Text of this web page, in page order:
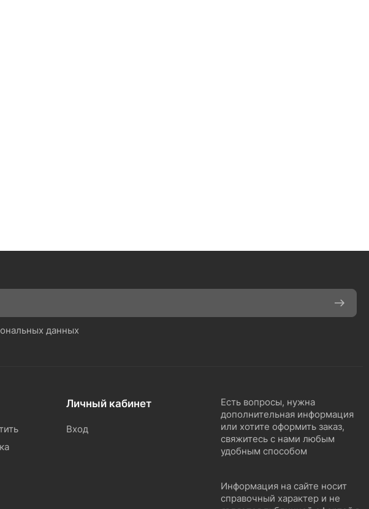
данных
Личный кабинет
Вход
Есть вопросы, нужна
дополнительная информация
или хотите оформить заказ,
свяжитесь с нами любым
удобным способом
Информация на сайте носит
справочный характер и не